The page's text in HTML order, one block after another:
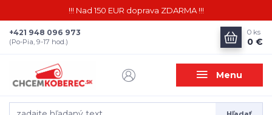
!!! Nad 150 EUR doprava ZDARMA !!!
Menu
+421 948 096 973
(Po-Pia, 9-17 hod.)
0 ks
0 €